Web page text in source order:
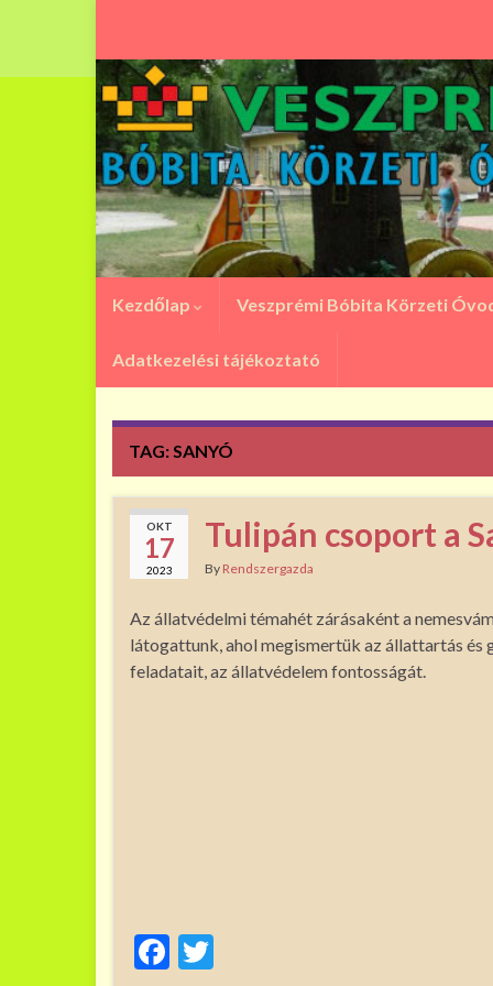
Kezdőlap Veszprémi Bóbita Körzeti
Adatkezelési tájékoztató
TAG:SANYÓ
OKT
17
2023
Tulipán csoport a
By Rendszergazda
Az állatvédelmi témahét zárásaként a
látogattunk, ahol megismertük az állattartás és
feladatait, az állatvédelem fontosságát.
F